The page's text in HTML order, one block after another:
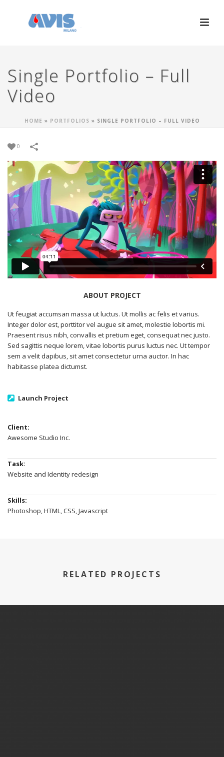
Single Portfolio – Full
Video
HOME » PORTFOLIOS » SINGLE PORTFOLIO – FULL VIDEO
0
ABOUT PROJECT
Ut feugiat accumsan massa ut luctus. Ut mollis ac felis et varius.
Integer dolor est, porttitor vel augue sit amet, molestie lobortis mi.
Praesent risus nibh, convallis et pretium eget, consequat nec justo.
Sed sagittis neque lorem, vitae lobortis purus luctus nec. Ut tempor
sem a velit dapibus, sit amet consectetur urna auctor. In hac
habitasse platea dictumst.
Launch Project
Client:
Awesome Studio Inc.
Task:
Website and Identity redesign
Skills:
Photoshop, HTML, CSS, Javascript
RELATED PROJECTS